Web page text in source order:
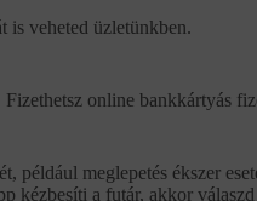
is veheted üzletünkben.
online bankkártyás
például meglepetés ékszer
kézbesíti a futár, akkor